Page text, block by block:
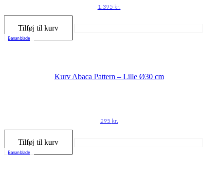
1.395 kr.
Tilføj til kurv
Bananblade
Kurv Abaca Pattern – Lille Ø30 cm
295 kr.
Tilføj til kurv
Bananblade